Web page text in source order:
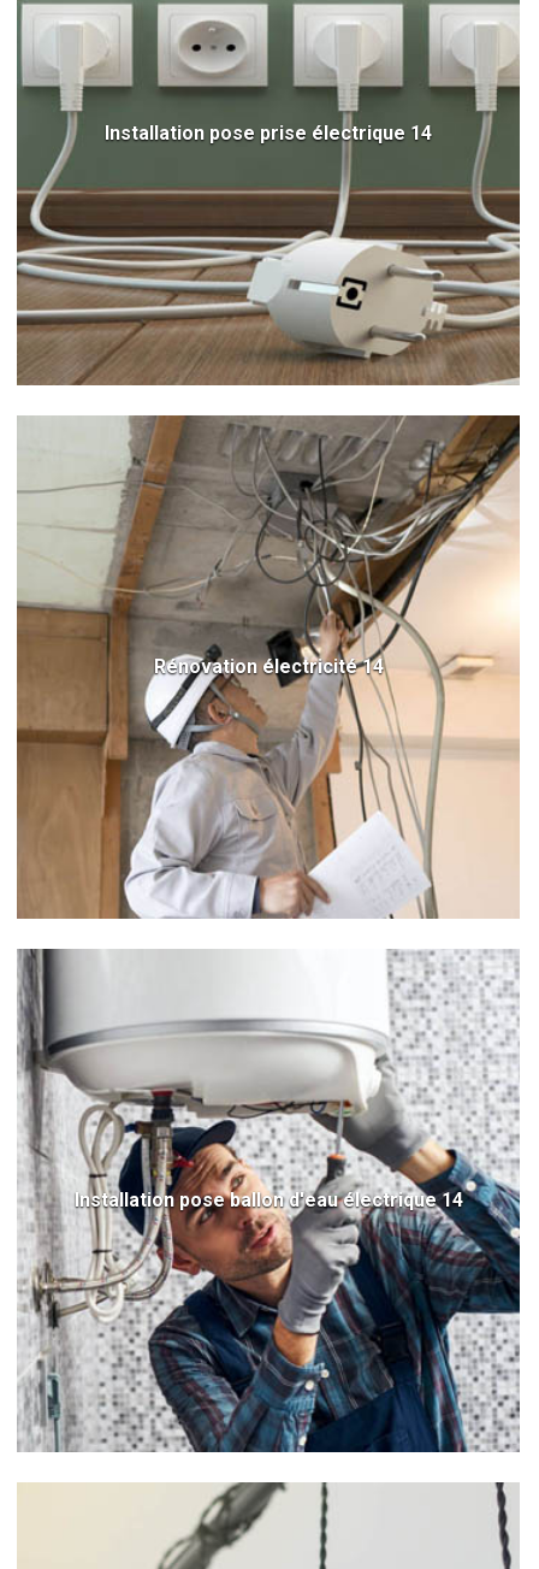
Installation pose prise électrique 14
Rénovation électricité 14
Installation pose ballon d'eau électrique 14